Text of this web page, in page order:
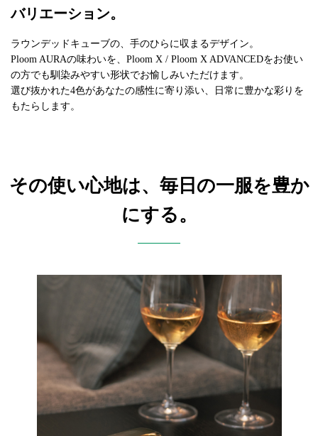
バリエーション。
ラウンデッドキューブの、手のひらに収まるデザイン。
Ploom AURAの味わいを、Ploom X / Ploom X ADVANCEDをお使い
の方でも馴染みやすい形状でお愉しみいただけます。
選び抜かれた4色があなたの感性に寄り添い、日常に豊かな彩りを
もたらします。
その使い心地は、毎日の一服を豊か
にする。